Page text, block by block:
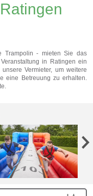
Trampolin - mieten Sie das
in Ratingen ein
Vermieter, um weitere
eine Betreuung zu erhalten.